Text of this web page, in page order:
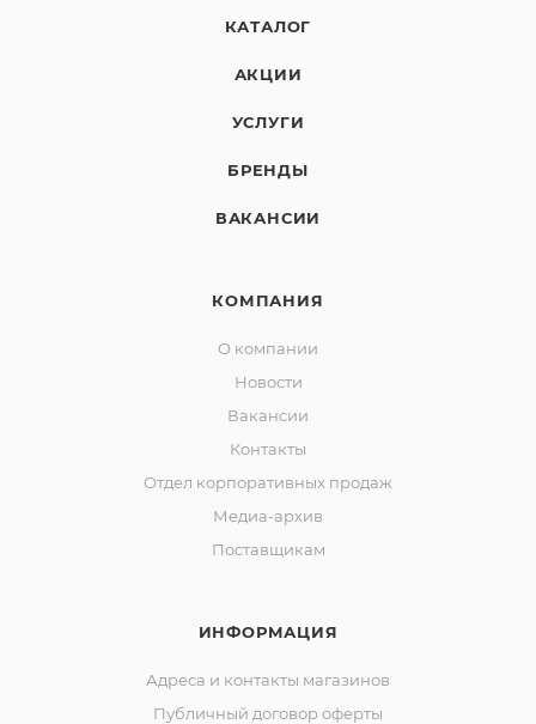
КАТАЛОГ
АКЦИИ
УСЛУГИ
БРЕНДЫ
ВАКАНСИИ
КОМПАНИЯ
О компании
Новости
Вакансии
Контакты
Отдел корпоративных продаж
Медиа-архив
Поставщикам
ИНФОРМАЦИЯ
Адреса и контакты магазинов
Публичный договор оферты